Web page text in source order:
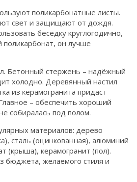
поликарбонатные листы.
свет и защищают от дождя.
беседку круглогодично,
он лучше
Бетонный стержень – надёжный
холодно. Деревянный настил
из керамогранита придаст
– обеспечить хороший
собиралась под полом.
материалов: дерево
сталь (оцинкованная), алюминий
(крыша), керамогранит (пол).
бюджета, желаемого стиля и